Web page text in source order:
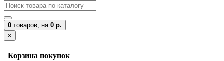
0 товаров, на 0 р.
×
Корзина покупок